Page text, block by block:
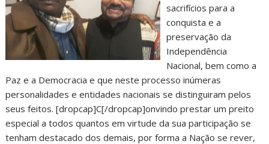
sacrifícios para a
conquista e a
preservação da
Independência
Nacional, bem como a
Paz e a Democracia e que neste processo inúmeras
personalidades e entidades nacionais se distinguiram pelos
seus feitos. [dropcap]C[/dropcap]onvindo prestar um preito
especial a todos quantos em virtude da sua participação se
tenham destacado dos demais, por forma a Nação se rever,